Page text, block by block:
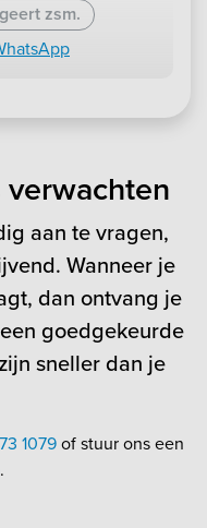
zsm.
aan te vragen,
Wanneer je
dan ontvang je
goedgekeurde
sneller dan je
1079of stuur ons een
.